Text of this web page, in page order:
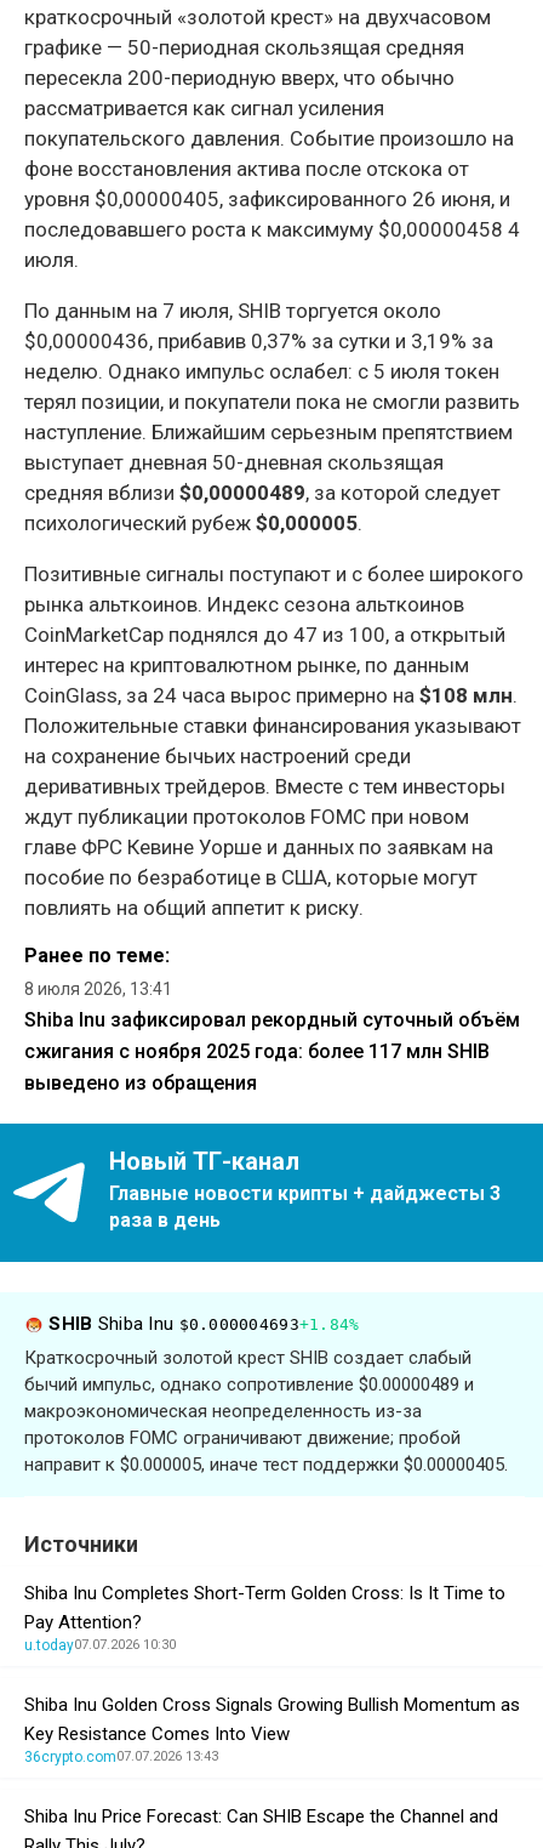
краткосрочный «золотой крест» на двухчасовом
графике — 50-периодная скользящая средняя
пересекла 200-периодную вверх, что обычно
рассматривается как сигнал усиления
покупательского давления. Событие произошло на
фоне восстановления актива после отскока от
уровня $0,00000405, зафиксированного 26 июня, и
последовавшего роста к максимуму $0,00000458 4
июля.
По данным на 7 июля, SHIB торгуется около
$0,00000436, прибавив 0,37% за сутки и 3,19% за
неделю. Однако импульс ослабел: с 5 июля токен
терял позиции, и покупатели пока не смогли развить
наступление. Ближайшим серьезным препятствием
выступает дневная 50-дневная скользящая
средняя вблизи $0,00000489, за которой следует
психологический рубеж $0,000005.
Позитивные сигналы поступают и с более широкого
рынка альткоинов. Индекс сезона альткоинов
CoinMarketCap поднялся до 47 из 100, а открытый
интерес на криптовалютном рынке, по данным
CoinGlass, за 24 часа вырос примерно на $108 млн.
Положительные ставки финансирования указывают
на сохранение бычьих настроений среди
деривативных трейдеров. Вместе с тем инвесторы
ждут публикации протоколов FOMC при новом
главе ФРС Кевине Уорше и данных по заявкам на
пособие по безработице в США, которые могут
повлиять на общий аппетит к риску.
Ранее по теме:
8 июля 2026, 13:41
Shiba Inu зафиксировал рекордный суточный объём
сжигания с ноября 2025 года: более 117 млн SHIB
выведено из обращения
Новый ТГ-канал
Главные новости крипты + дайджесты 3
раза в день
SHIB Shiba Inu $0.000004693+1.84%
Краткосрочный золотой крест SHIB создает слабый
бычий импульс, однако сопротивление $0.00000489 и
макроэкономическая неопределенность из-за
протоколов FOMC ограничивают движение; пробой
направит к $0.000005, иначе тест поддержки $0.00000405.
Источники
Shiba Inu Completes Short-Term Golden Cross: Is It Time to
Pay Attention?
u.today07.07.2026 10:30
Shiba Inu Golden Cross Signals Growing Bullish Momentum as
Key Resistance Comes Into View
36crypto.com07.07.2026 13:43
Shiba Inu Price Forecast: Can SHIB Escape the Channel and